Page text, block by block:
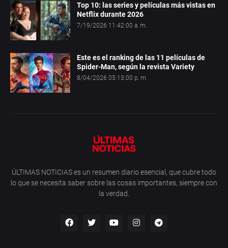
Top 10: las series y películas más vistas en
Netflix durante 2026
7/19/2026 11:42:00 a. m.
Este es el ranking de las 11 películas de
Spider-Man, según la revista Variety
8/04/2026 05:13:00 p. m.
ÚLTIMAS NOTICIAS es un resumen diario esencial, que cubre todo
lo que se necesita saber sobre las cosas importantes, siempre con
la verdad.